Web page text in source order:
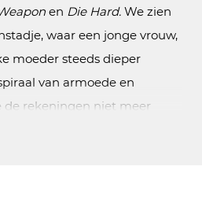
en Die Hard. We zien
waar een jonge vrouw,
moeder steeds dieper
van armoede en
de rekeningen niet meer
ze een tankstation te